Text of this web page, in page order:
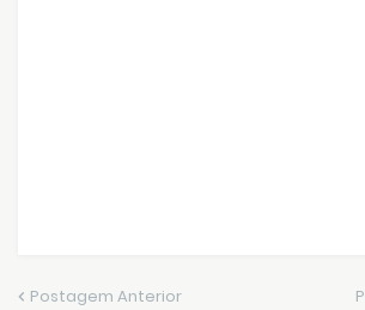
Postagem Anterior